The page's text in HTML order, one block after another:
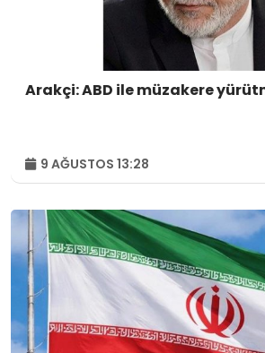
Arakçi: ABD ile müzakere
9 AĞUSTOS 13:28